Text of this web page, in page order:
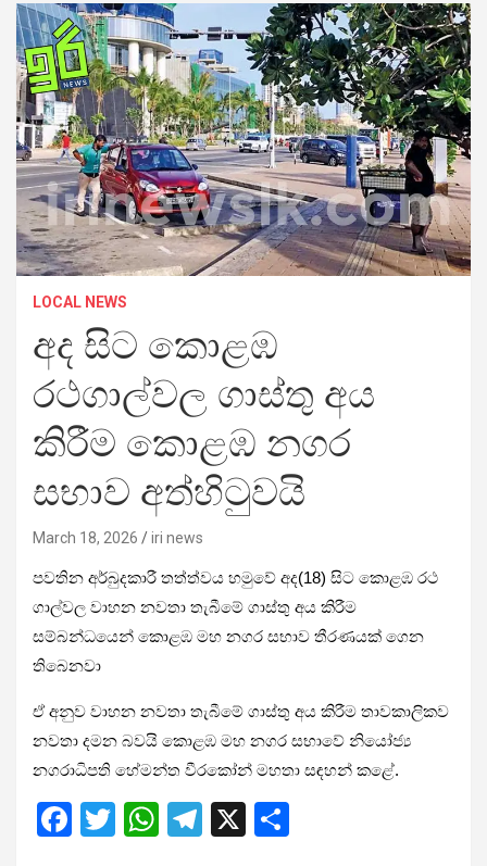
LOCAL NEWS
අද සිට කොළඹ
රථගාල්වල ගාස්තු අය
කිරීම කොළඹ නගර
සභාව අත්හිටුවයි
March 18, 2026 iri news
පවතින අර්බුදකාරී තත්ත්වය හමුවේ අද(18) සිට කොළඹ රථ
ගාල්වල වාහන නවතා තැබීමේ ගාස්තු අය කිරීම
සම්බන්ධයෙන් කොළඹ මහ නගර සභාව තීරණයක් ගෙන
තිබෙනවා
ඒ අනුව වාහන නවතා තැබීමේ ගාස්තු අය කිරීම තාවකාලිකව
නවතා දමන බවයි කොළඹ මහ නගර සභාවේ නියෝජ්‍ය
නගරාධිපති හේමන්ත වීරකෝන් මහතා සඳහන් කළේ.
F
T
W T
X